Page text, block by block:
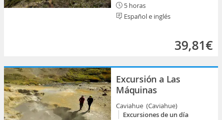
5 horas
Español e inglés
39,81€
Excursión a Las
Máquinas
Caviahue (Caviahue)
Excursiones de un día